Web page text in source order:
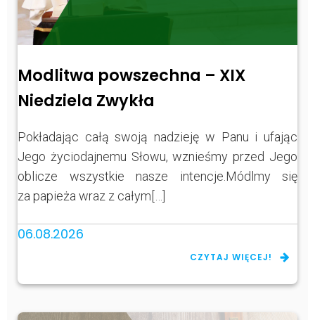
Modlitwa powszechna – XIX
Niedziela Zwykła
Pokładając całą swoją nadzieję w Panu i ufając
Jego życiodajnemu Słowu, wznieśmy przed Jego
oblicze wszystkie nasze intencje.Módlmy się
za papieża wraz z całym[…]
06.08.2026
CZYTAJ WIĘCEJ!